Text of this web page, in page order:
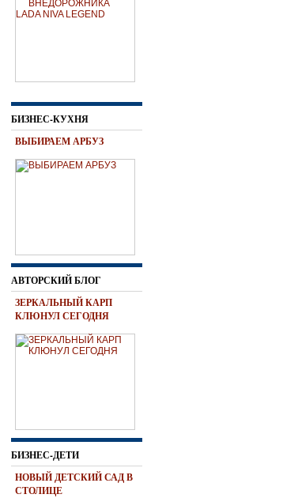
БИЗНЕС-КУХНЯ
ВЫБИРАЕМ АРБУЗ
АВТОРСКИЙ БЛОГ
ЗЕРКАЛЬНЫЙ КАРП
КЛЮНУЛ СЕГОДНЯ
БИЗНЕС-ДЕТИ
НОВЫЙ ДЕТСКИЙ САД В
СТОЛИЦЕ